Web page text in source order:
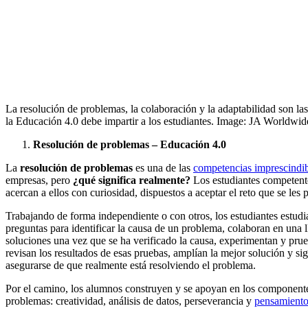
La resolución de problemas, la colaboración y la adaptabilidad son
la Educación 4.0 debe impartir a los estudiantes. Image: JA
Resolución de problemas – Educación 4.0
La resolución de problemas es una de las competencias
empresas, pero ¿qué significa realmente? Los estudiantes
acercan a ellos con curiosidad, dispuestos a aceptar el reto que se les
Trabajando de forma independiente o con otros, los estudiantes
preguntas para identificar la causa de un problema, colaboran en una
soluciones una vez que se ha verificado la causa, experimentan y
revisan los resultados de esas pruebas, amplían la mejor solución y
asegurarse de que realmente está resolviendo el problema.
Por el camino, los alumnos construyen y se apoyan en los
problemas: creatividad, análisis de datos, perseverancia y